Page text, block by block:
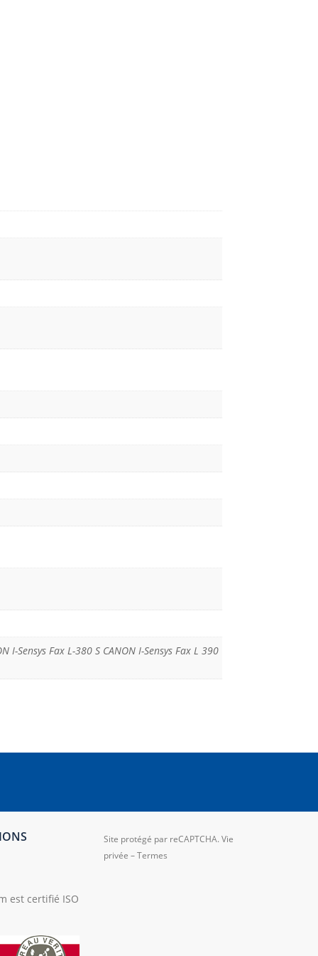
I-Sensys Fax L-380 S CANON I-Sensys Fax L 390
est certifié ISO
Site protégé par reCAPTCHA.Vie
privée –Termes